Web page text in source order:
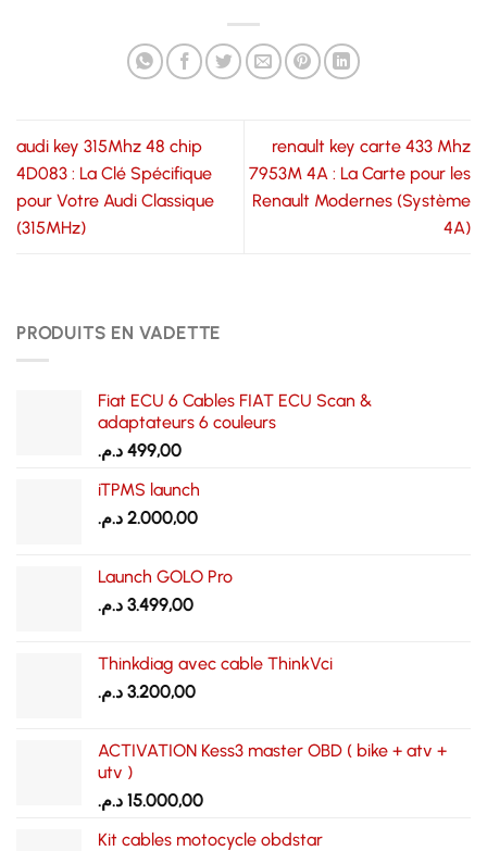
audi key 315Mhz 48 chip
4D083 : La Clé Spécifique
pour Votre Audi Classique
(315MHz)
renault key carte 433 Mhz
7953M 4A : La Carte pour les
Renault Modernes (Système
4A)
PRODUITS EN VADETTE
Fiat ECU 6 Cables FIAT ECU Scan &
adaptateurs 6 couleurs
499,00 د.م.
iTPMS launch
2.000,00 د.م.
Launch GOLO Pro
3.499,00 د.م.
Thinkdiag avec cable ThinkVci
3.200,00 د.م.
ACTIVATION Kess3 master OBD ( bike + atv +
utv )
15.000,00 د.م.
Kit cables motocycle obdstar